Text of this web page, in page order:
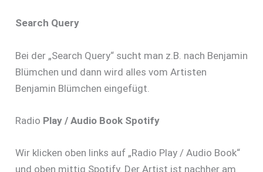
Search Query
Bei der „Search Query“ sucht man z.B. nach Benjamin
Blümchen und dann wird alles vom Artisten
Benjamin Blümchen eingefügt.
Radio Play / Audio Book Spotify
Wir klicken oben links auf „Radio Play / Audio Book“
und oben mittig Spotify. Der Artist ist nachher am